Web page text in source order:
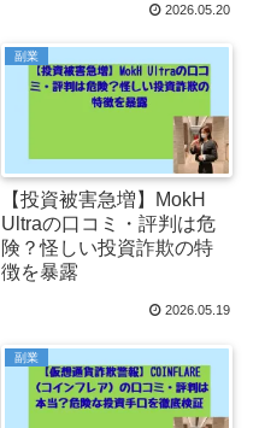
2026.05.20
副業
【投資被害急増】MokH
Ultraの口コミ・評判は危
険？怪しい投資詐欺の特
徴を暴露
2026.05.19
副業